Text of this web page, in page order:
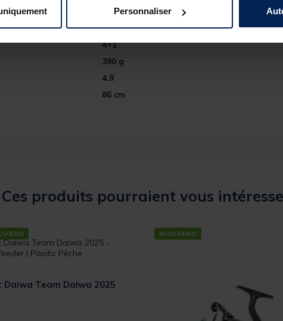
Personnaliser
150m/0.28mm (Nylon) / 200m/0.18mm
12 kg
4+1
390 g
4.9
86 cm
Ces produits pourraient vous
Daiwa Team Daiwa 2025
NOUVEAU